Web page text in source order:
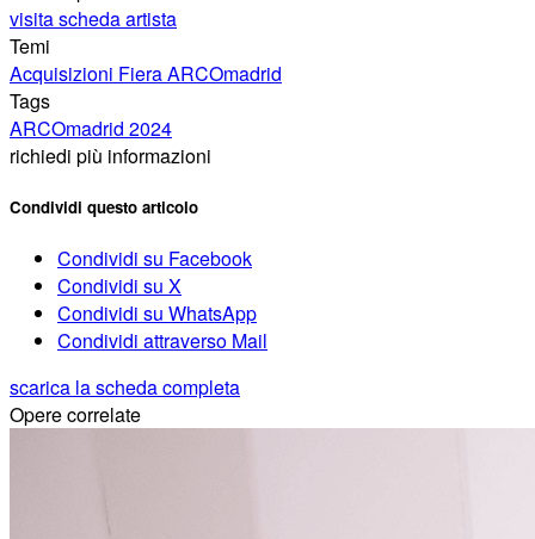
visita scheda artista
Temi
Acquisizioni Fiera ARCOmadrid
Tags
ARCOmadrid 2024
richiedi più informazioni
Condividi questo articolo
Condividi su Facebook
Condividi su X
Condividi su WhatsApp
Condividi attraverso Mail
scarica la scheda completa
Opere correlate